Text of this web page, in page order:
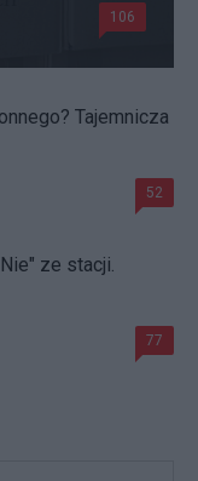
106
Tajemnicza
52
ze stacji.
77